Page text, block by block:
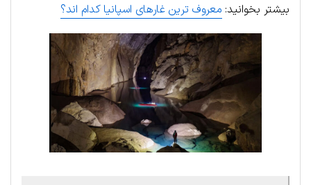
بیشتر بخوانید: معروف ترین غارهای اسپانیا کدام اند؟